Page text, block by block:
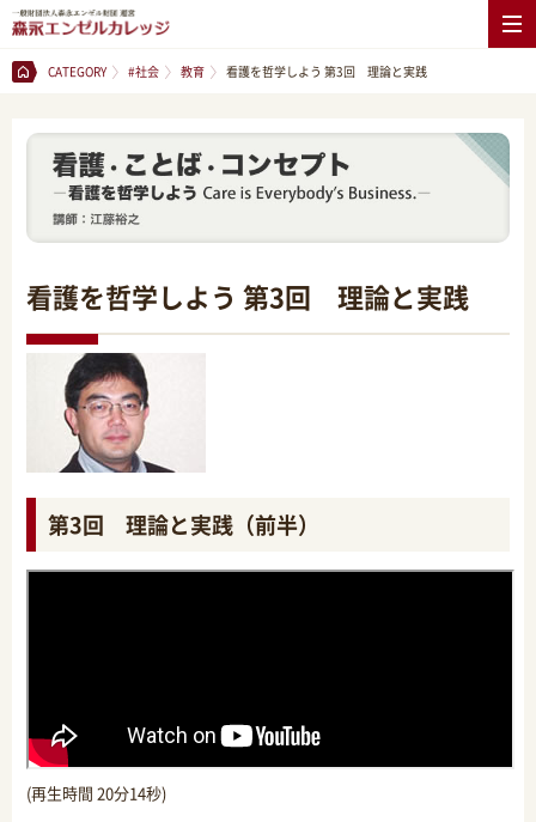
CATEGORY #社会 教育 看護を哲学しよう 第3回 理論と実践
看護を哲学しよう 第3回 理論と実践
第3回 理論と実践（前半）
(再生時間 20分14秒)